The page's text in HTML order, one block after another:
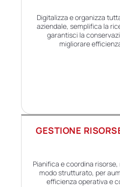
Digitalizza e organizza
aziendale, semplifica la
garantisci la
migliorare
GESTIONE
Pianifica e coordina
modo strutturato, per
efficienza operativa e